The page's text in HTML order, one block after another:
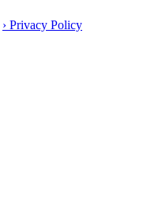
› Privacy Policy